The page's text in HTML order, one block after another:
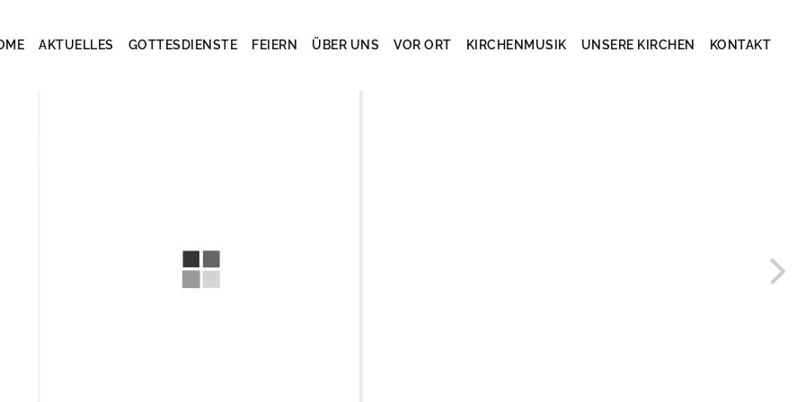
AKTUELLES GOTTESDIENSTE FEIERN ÜBER UNS VOR ORT KIRCHENMUSIK UNSERE KIRCHEN KONTAKT